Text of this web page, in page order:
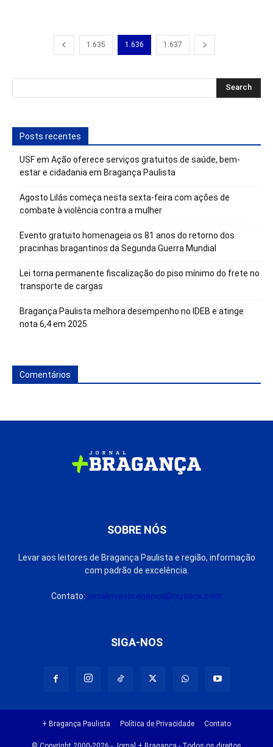
1.635 1.636 1.637
Posts recentes
USF em Ação oferece serviços gratuitos de saúde, bem-
estar e cidadania em Bragança Paulista
Agosto Lilás começa nesta sexta-feira com ações de
combate à violência contra a mulher
Evento gratuito homenageia os 81 anos do retorno dos
pracinhas bragantinos da Segunda Guerra Mundial
Lei torna permanente fiscalização do piso mínimo do frete no
transporte de cargas
Bragança Paulista melhora desempenho no IDEB e atinge
nota 6,4 em 2025
Comentários
SOBRE NÓS
Levar aos leitores de Bragança Paulista e região, informação
com padrão de excelência.
Contato: jornalmaisbraganca@outlook.com
SIGA-NOS
+ Bragança Paulista Política de Privacidade Contato